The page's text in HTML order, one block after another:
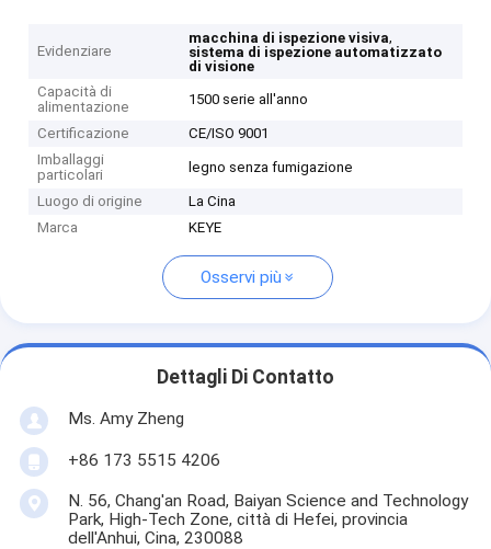
Evidenziare
macchina di ispezione visiva,
sistema di ispezione automatizzato
di visione
Capacità di
alimentazione
1500 serie all'anno
Certificazione
CE/ISO 9001
Imballaggi
particolari
legno senza fumigazione
Luogo di origine
La Cina
Marca
KEYE
Osservi più
Dettagli Di Contatto
Ms. Amy Zheng
+86 173 5515 4206
N. 56, Chang'an Road, Baiyan Science and Technology
Park, High-Tech Zone, città di Hefei, provincia
dell'Anhui, Cina, 230088